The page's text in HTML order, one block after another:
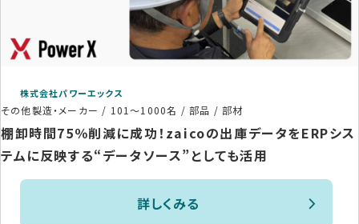
株式会社パワーエックス
その他製造・メーカー / 101〜1000名 /部品 / 部材
棚卸時間75％削減に成功！zaicoの出庫データをERPシス
テムに反映する“データソース”としても活用
詳しくみる